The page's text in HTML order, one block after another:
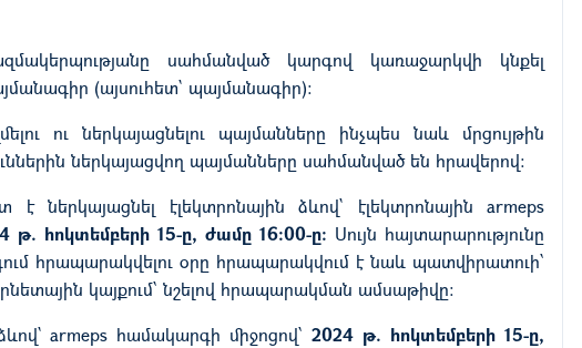
սահմանված կարգով կառաջարկվի կնքել
(այսուհետ` պայմանագիր)։
ու ներկայացնելու պայմանները ինչպես նաև մրցույթին
ներկայացվող պայմանները սահմանված են հրավերով:
ներկայացնել էլեկտրոնային ձևով` էլեկտրոնային armeps
թ. հոկտեմբերի 15-ը, ժամը 16:00-ը: Սույն հայտարարությունը
հրապարակվելու օրը հրապարակվում է նաև պատվիրատուի՝
կայքում՝ նշելով հրապարակման ամսաթիվը:
armeps համակարգի միջոցով՝2024 թ. հոկտեմբերի 15-ը,